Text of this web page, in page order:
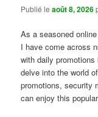
Publié leaoût 8, 2026
As a seasoned
I have come across
with daily
delve into the world
promotions, security
can enjoy this